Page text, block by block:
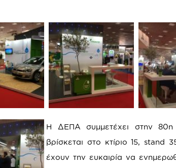
Η ΔΕΠΑ συμμετέχει στην 80η
βρίσκεται στο κτίριο 15, stand
έχουν την ευκαιρία να